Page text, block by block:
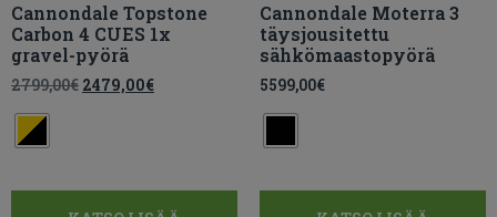
Cannondale Topstone
Carbon 4 CUES 1x
gravel-pyörä
2799,00€ 2479,00€
Cannondale Moterra 3
täysjousitettu
sähkömaastopyörä
5599,00€